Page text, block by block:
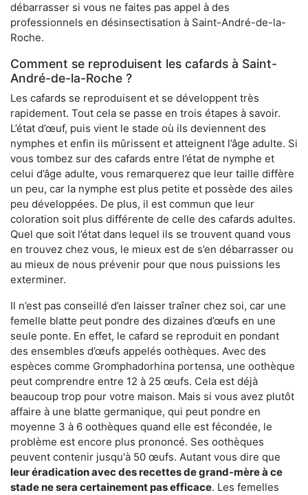
débarrasser si vous ne faites pas appel à des
professionnels en désinsectisation à Saint-André-de-la-
Roche.
Comment se reproduisent les cafards à Saint-
André-de-la-Roche ?
Les cafards se reproduisent et se développent très
rapidement. Tout cela se passe en trois étapes à savoir.
L’état d’œuf, puis vient le stade où ils deviennent des
nymphes et enfin ils mûrissent et atteignent l’âge adulte. Si
vous tombez sur des cafards entre l’état de nymphe et
celui d’âge adulte, vous remarquerez que leur taille diffère
un peu, car la nymphe est plus petite et possède des ailes
peu développées. De plus, il est commun que leur
coloration soit plus différente de celle des cafards adultes.
Quel que soit l’état dans lequel ils se trouvent quand vous
en trouvez chez vous, le mieux est de s’en débarrasser ou
au mieux de nous prévenir pour que nous puissions les
exterminer.
Il n’est pas conseillé d’en laisser traîner chez soi, car une
femelle blatte peut pondre des dizaines d’œufs en une
seule ponte. En effet, le cafard se reproduit en pondant
des ensembles d’œufs appelés oothèques. Avec des
espèces comme Gromphadorhina portensa, une oothèque
peut comprendre entre 12 à 25 œufs. Cela est déjà
beaucoup trop pour votre maison. Mais si vous avez plutôt
affaire à une blatte germanique, qui peut pondre en
moyenne 3 à 6 oothèques quand elle est fécondée, le
problème est encore plus prononcé. Ses oothèques
peuvent contenir jusqu'à 50 œufs. Autant vous dire que
leur éradication avec des recettes de grand-mère à ce
stade ne sera certainement pas efficace. Les femelles